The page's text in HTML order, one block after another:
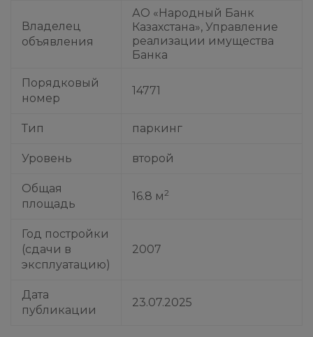
Владелец
объявления
АО «Народный Банк
Казахстана», Управление
реализации имущества
Банка
Порядковый
номер
14771
Тип паркинг
Уровень второй
Общая
площадь
16.8 м 2
Год постройки
(сдачи в
эксплуатацию)
2007
Дата
публикации
23.07.2025